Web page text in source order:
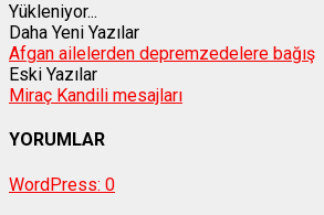
Yükleniyor...
Daha Yeni Yazılar
Afgan ailelerden depremzedelere bağış
Eski Yazılar
Miraç Kandili mesajları
YORUMLAR
WordPress: 0